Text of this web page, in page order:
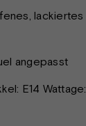
lackiertes
angepasst
E14 Wattage: